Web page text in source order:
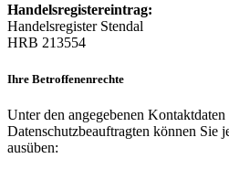
Handelsregistereintrag:
Handelsregister Stendal
HRB 213554
Ihre Betroffenenrechte
Unter den angegebenen Kontaktdaten
Datenschutzbeauftragten können Sie
ausüben: